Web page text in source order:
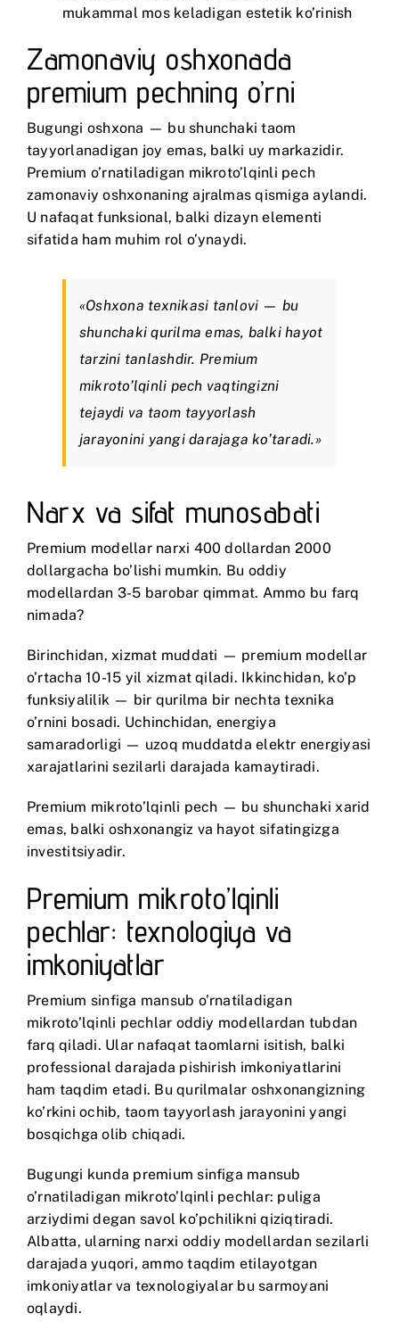
mukammal mos keladigan estetik ko’rinish
Zamonaviy oshxonada
premium pechning o’rni
Bugungi oshxona — bu shunchaki taom
tayyorlanadigan joy emas, balki uy markazidir.
Premium o’rnatiladigan mikroto’lqinli pech
zamonaviy oshxonaning ajralmas qismiga aylandi.
U nafaqat funksional, balki dizayn elementi
sifatida ham muhim rol o’ynaydi.
«Oshxona texnikasi tanlovi — bu
shunchaki qurilma emas, balki hayot
tarzini tanlashdir. Premium
mikroto’lqinli pech vaqtingizni
tejaydi va taom tayyorlash
jarayonini yangi darajaga ko’taradi.»
Narx va sifat munosabati
Premium modellar narxi 400 dollardan 2000
dollargacha bo’lishi mumkin. Bu oddiy
modellardan 3-5 barobar qimmat. Ammo bu farq
nimada?
Birinchidan, xizmat muddati — premium modellar
o’rtacha 10-15 yil xizmat qiladi. Ikkinchidan, ko’p
funksiyalilik — bir qurilma bir nechta texnika
o’rnini bosadi. Uchinchidan, energiya
samaradorligi — uzoq muddatda elektr energiyasi
xarajatlarini sezilarli darajada kamaytiradi.
Premium mikroto’lqinli pech — bu shunchaki xarid
emas, balki oshxonangiz va hayot sifatingizga
investitsiyadir.
Premium mikroto’lqinli
pechlar: texnologiya va
imkoniyatlar
Premium sinfiga mansub o’rnatiladigan
mikroto’lqinli pechlar oddiy modellardan tubdan
farq qiladi. Ular nafaqat taomlarni isitish, balki
professional darajada pishirish imkoniyatlarini
ham taqdim etadi. Bu qurilmalar oshxonangizning
ko’rkini ochib, taom tayyorlash jarayonini yangi
bosqichga olib chiqadi.
Bugungi kunda premium sinfiga mansub
o’rnatiladigan mikroto’lqinli pechlar: puliga
arziydimi degan savol ko’pchilikni qiziqtiradi.
Albatta, ularning narxi oddiy modellardan sezilarli
darajada yuqori, ammo taqdim etilayotgan
imkoniyatlar va texnologiyalar bu sarmoyani
oqlaydi.